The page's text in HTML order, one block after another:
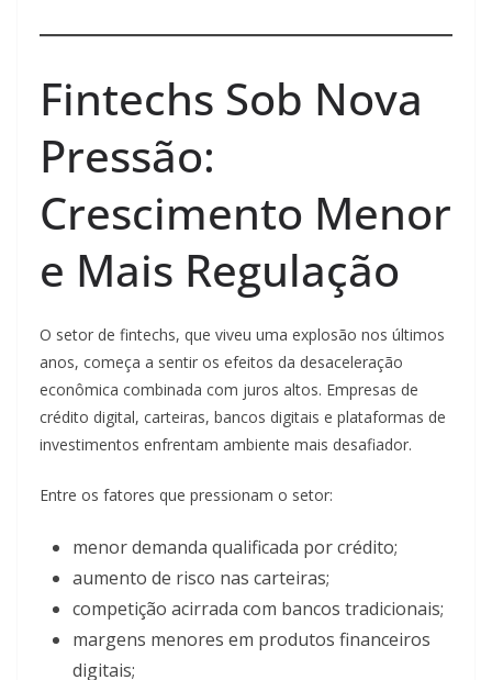
Fintechs Sob Nova
Pressão:
Crescimento Menor
e Mais Regulação
O setor de fintechs, que viveu uma explosão nos últimos
anos, começa a sentir os efeitos da desaceleração
econômica combinada com juros altos. Empresas de
crédito digital, carteiras, bancos digitais e plataformas de
investimentos enfrentam ambiente mais desafiador.
Entre os fatores que pressionam o setor:
menor demanda qualificada por crédito;
aumento de risco nas carteiras;
competição acirrada com bancos tradicionais;
margens menores em produtos financeiros
digitais;